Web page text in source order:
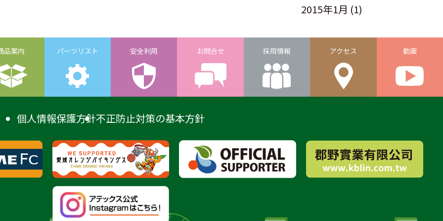
2015年1月 (1)
品案内 パーツリスト 安全利用 お問合せ 採用情報 アクセス 動画
個人情報保護方針不正防止対策の基本方針